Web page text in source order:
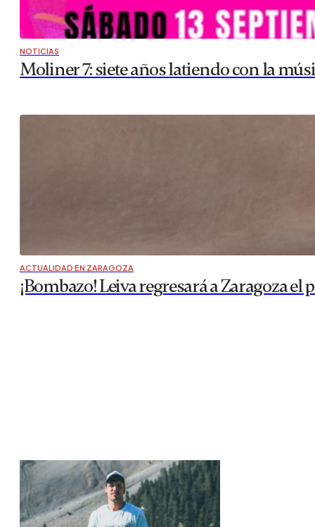
NOTICIAS
Moliner 7: siete años latiendo con la
ACTUALIDAD EN ZARAGOZA
¡Bombazo! Leiva regresará a Zaragoza el